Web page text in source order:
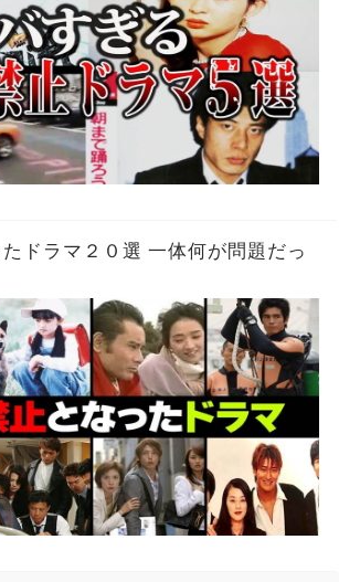
ドラマ２０選 一体何が問題だっ